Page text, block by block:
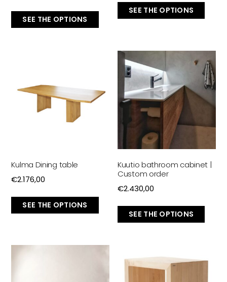
SEE THE OPTIONS
SEE THE OPTIONS
Kulma Dining table
€2.176,00
SEE THE OPTIONS
Kuutio bathroom cabinet |
Custom order
€2.430,00
SEE THE OPTIONS